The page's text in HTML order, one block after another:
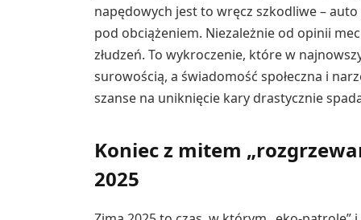
napędowych jest to wręcz szkodliwe –
pod obciążeniem. Niezależnie od opinii
złudzeń. To wykroczenie, które w
surowością, a świadomość społeczna i
szanse na uniknięcie kary drastycznie
Koniec z mitem
2025